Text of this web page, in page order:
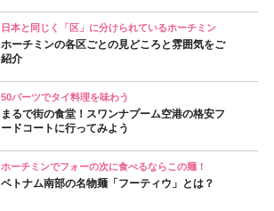
日本と同じく「区」に分けられているホーチミン
ホーチミンの各区ごとの見どころと雰囲気をご
紹介
50バーツでタイ料理を味わう
まるで街の食堂！スワンナプーム空港の格安フ
ードコートに行ってみよう
ホーチミンでフォーの次に食べるならこの麺！
ベトナム南部の名物麺「フーティウ」とは？